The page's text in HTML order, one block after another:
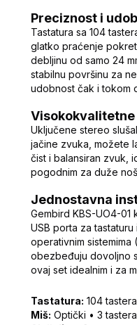
Preciznost i
Tastatura sa 104
glatko praćenje
debljinu od samo 24
stabilnu površinu za
udobnost čak i tokom
Uključene stereo
jačine zvuka, možete
čist i balansiran zvuk,
pogodnim za duže
Jednostavna
Gembird KBS-UO4-
USB porta za
operativnim sistemima
obezbeđuju dovoljno
ovaj set idealnim i za
Tastatura: 104
Miš: Optički • 3